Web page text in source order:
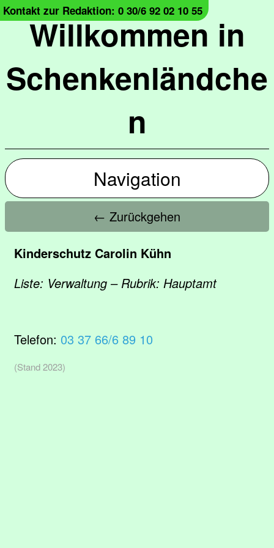
Willkommen in
Schenkenländche
n
Kontakt zur Redaktion: 0 30/6 92 02 10 55
Navigation
← Zurückgehen
Kinderschutz Carolin Kühn
Liste: Verwaltung – Rubrik: Hauptamt
Telefon: 03 37 66/6 89 10
(Stand 2023)